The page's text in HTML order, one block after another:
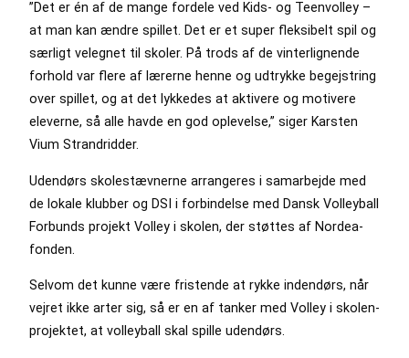
”Det er én af de mange fordele ved Kids- og Teenvolley –
at man kan ændre spillet. Det er et super fleksibelt spil og
særligt velegnet til skoler. På trods af de vinterlignende
forhold var flere af lærerne henne og udtrykke begejstring
over spillet, og at det lykkedes at aktivere og motivere
eleverne, så alle havde en god oplevelse,” siger Karsten
Vium Strandridder.
Udendørs skolestævnerne arrangeres i samarbejde med
de lokale klubber og DSI i forbindelse med Dansk Volleyball
Forbunds projekt Volley i skolen, der støttes af Nordea-
fonden.
Selvom det kunne være fristende at rykke indendørs, når
vejret ikke arter sig, så er en af tanker med Volley i skolen-
projektet, at volleyball skal spille udendørs.